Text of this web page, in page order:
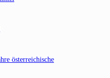
österreichische